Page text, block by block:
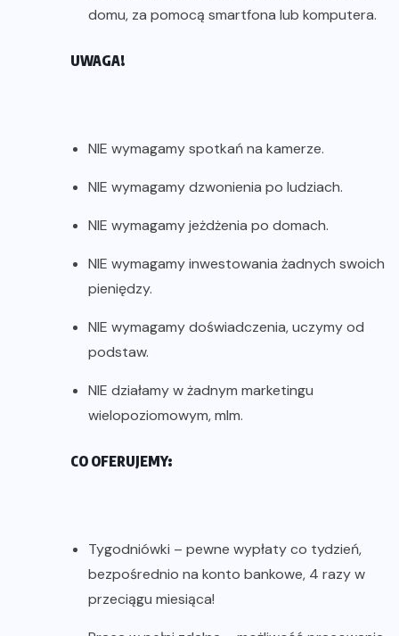
domu, za pomocą smartfona lub komputera.
UWAGA!
NIE wymagamy spotkań na kamerze.
NIE wymagamy dzwonienia po ludziach.
NIE wymagamy jeżdżenia po domach.
NIE wymagamy inwestowania żadnych swoich
pieniędzy.
NIE wymagamy doświadczenia, uczymy od
podstaw.
NIE działamy w żadnym marketingu
wielopoziomowym, mlm.
CO OFERUJEMY:
Tygodniówki – pewne wypłaty co tydzień,
bezpośrednio na konto bankowe, 4 razy w
przeciągu miesiąca!